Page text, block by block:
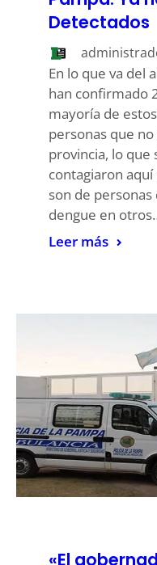
Detectados
En lo que va del
han confirmado
mayoría de
personas que
provincia, lo que
contagiaron
son de
dengue en
Leer más
«El